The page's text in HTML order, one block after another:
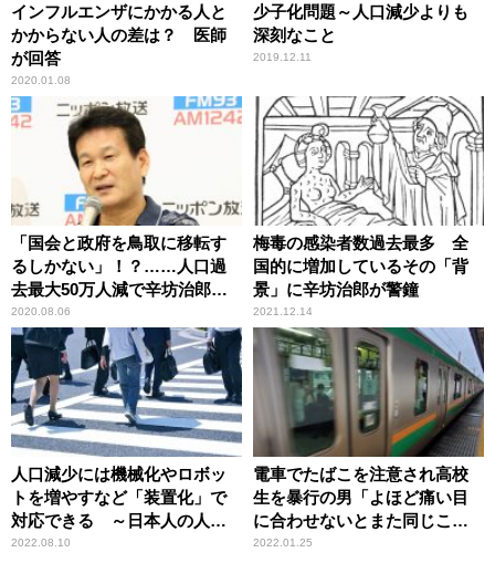
インフルエンザにかかる人と
かからない人の差は？ 医師
が回答
2020.01.08
少子化問題～人口減少よりも
深刻なこと
2019.12.11
「国会と政府を鳥取に移転す
るしかない」！？……人口過
去最大50万人減で辛坊治郎が
持論
2020.08.06
梅毒の感染者数過去最多 全
国的に増加しているその「背
景」に辛坊治郎が警鐘
2021.12.14
人口減少には機械化やロボッ
トを増やすなど「装置化」で
対応できる ～日本人の人口
が13年連続減少
2022.08.10
電車でたばこを注意され高校
生を暴行の男「よほど痛い目
に合わせないとまた同じこと
をする」辛坊治郎が憤怒
2022.01.25